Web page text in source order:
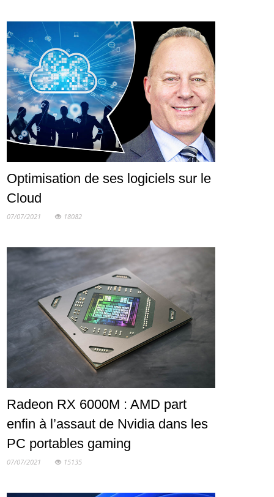
Optimisation de ses logiciels sur le
Cloud
07/07/2021 18082
Radeon RX 6000M : AMD part
enfin à l’assaut de Nvidia dans les
PC portables gaming
07/07/2021 15135